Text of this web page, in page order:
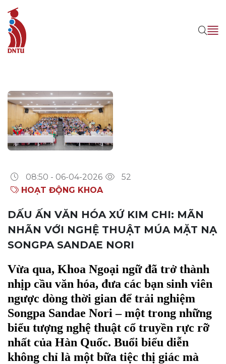
08:50 - 06-04-2026
52
HOẠT ĐỘNG KHOA
DẤU ẤN VĂN HÓA XỨ KIM CHI: MÃN
NHÃN VỚI NGHỆ THUẬT MÚA MẶT NẠ
SONGPA SANDAE NORI
Vừa qua, Khoa Ngoại ngữ đã trở thành
nhịp cầu văn hóa, đưa các bạn sinh viên
ngược dòng thời gian để trải nghiệm
Songpa Sandae Nori – một trong những
biểu tượng nghệ thuật cổ truyền rực rỡ
nhất của Hàn Quốc. Buổi biểu diễn
không chỉ là một bữa tiệc thị giác mà